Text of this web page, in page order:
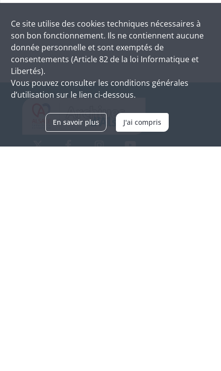
Ce site utilise des cookies techniques nécessaires à
son bon fonctionnement. Ils ne contiennent aucune
donnée personnelle et sont exemptés de
consentements (Article 82 de la loi Informatique et
Libertés).
Vous pouvez consulter les conditions générales
d’utilisation sur le lien ci-dessous.
En savoir plus J'ai compris